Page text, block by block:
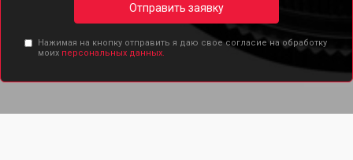
Отправить заявку
Нажимая на кнопку отправить я даю свое согласие на обработку
моих персональных данных.